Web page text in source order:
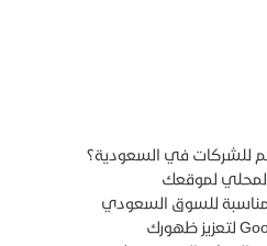
للشركات في السعودية؟
لموقعك
للسوق السعودي